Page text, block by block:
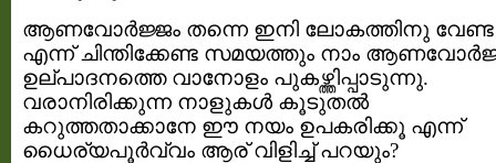
ആണവോര്‍ജ്ജം തന്നെ ഇനി ലോകത്തിനു വേണ്ട
എന്ന് ചിന്തിക്കേണ്ട സമയത്തും നാം
ഉല്പാദനത്തെ വാനോളം പുകഴ്ത്തിപ്പാടുന്നു.
വരാനിരിക്കുന്ന നാളുകള്‍ കൂടുതല്‍
കറുത്തതാക്കാനേ ഈ നയം ഉപകരിക്കൂ എന്ന്
ധൈര്യപൂര്‍വ്വം ആര് വിളിച്ച് പറയും?